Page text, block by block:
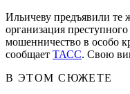
Ильичеву предъявили те
организация
мошенничество в особо
сообщает ТАСС. Свою
В ЭТОМ СЮЖЕТЕ